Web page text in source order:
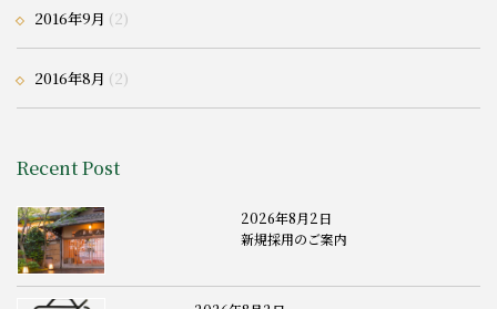
2016年9月 (2)
2016年8月 (2)
Recent Post
2026年8月2日
新規採用のご案内